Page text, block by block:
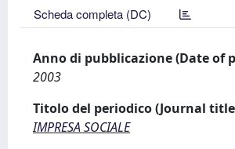
Scheda completa (DC)
Anno di pubblicazione (Date of
2003
Titolo del periodico (Journal
IMPRESA SOCIALE